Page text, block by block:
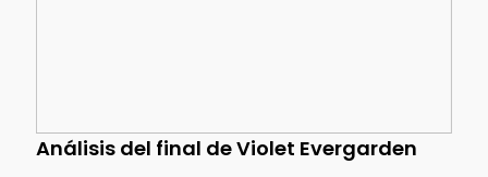
Análisis del final de Violet Evergarden